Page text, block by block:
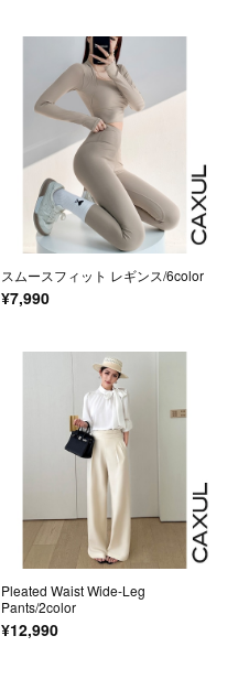
スムースフィット レギンス/6color
¥7,990
Pleated Waist Wide-Leg
Pants/2color
¥12,990